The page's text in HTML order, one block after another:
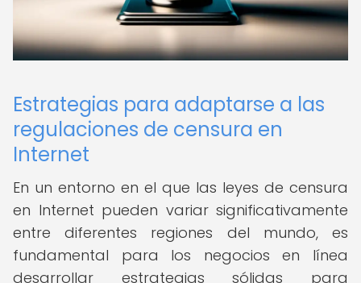
Estrategias para adaptarse a las
regulaciones de censura en
Internet
En un entorno en el que las leyes de censura
en Internet pueden variar significativamente
entre diferentes regiones del mundo, es
fundamental para los negocios en línea
desarrollar estrategias sólidas para